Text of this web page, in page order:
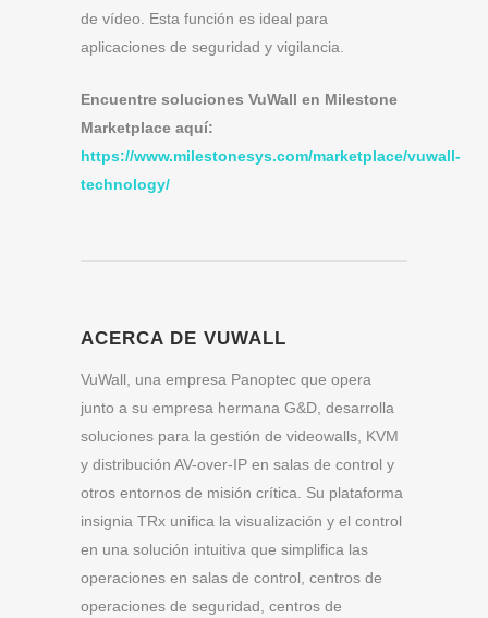
de vídeo. Esta función es ideal para
aplicaciones de seguridad y vigilancia.
Encuentre soluciones VuWall en Milestone
Marketplace aquí:
https://www.milestonesys.com/marketplace/vuwall-
technology/
ACERCA DE VUWALL
VuWall, una empresa Panoptec que opera
junto a su empresa hermana G&D, desarrolla
soluciones para la gestión de videowalls, KVM
y distribución AV-over-IP en salas de control y
otros entornos de misión crítica. Su plataforma
insignia TRx unifica la visualización y el control
en una solución intuitiva que simplifica las
operaciones en salas de control, centros de
operaciones de seguridad, centros de